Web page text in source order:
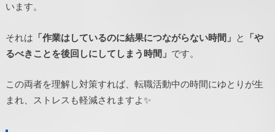
います。
それは 「作業はしているのに結果につながらない時間」 と
「や
るべきことを後回しにしてしまう時間」 です。
この両者を理解し対策すれば、転職活動中の時間にゆとりが生
まれ、ストレスも軽減されますよ✨